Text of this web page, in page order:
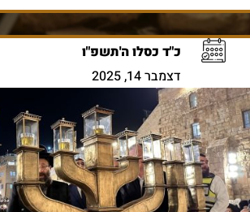
כ"ד כסלו ה'תשפ"ו
דצמבר 14, 2025